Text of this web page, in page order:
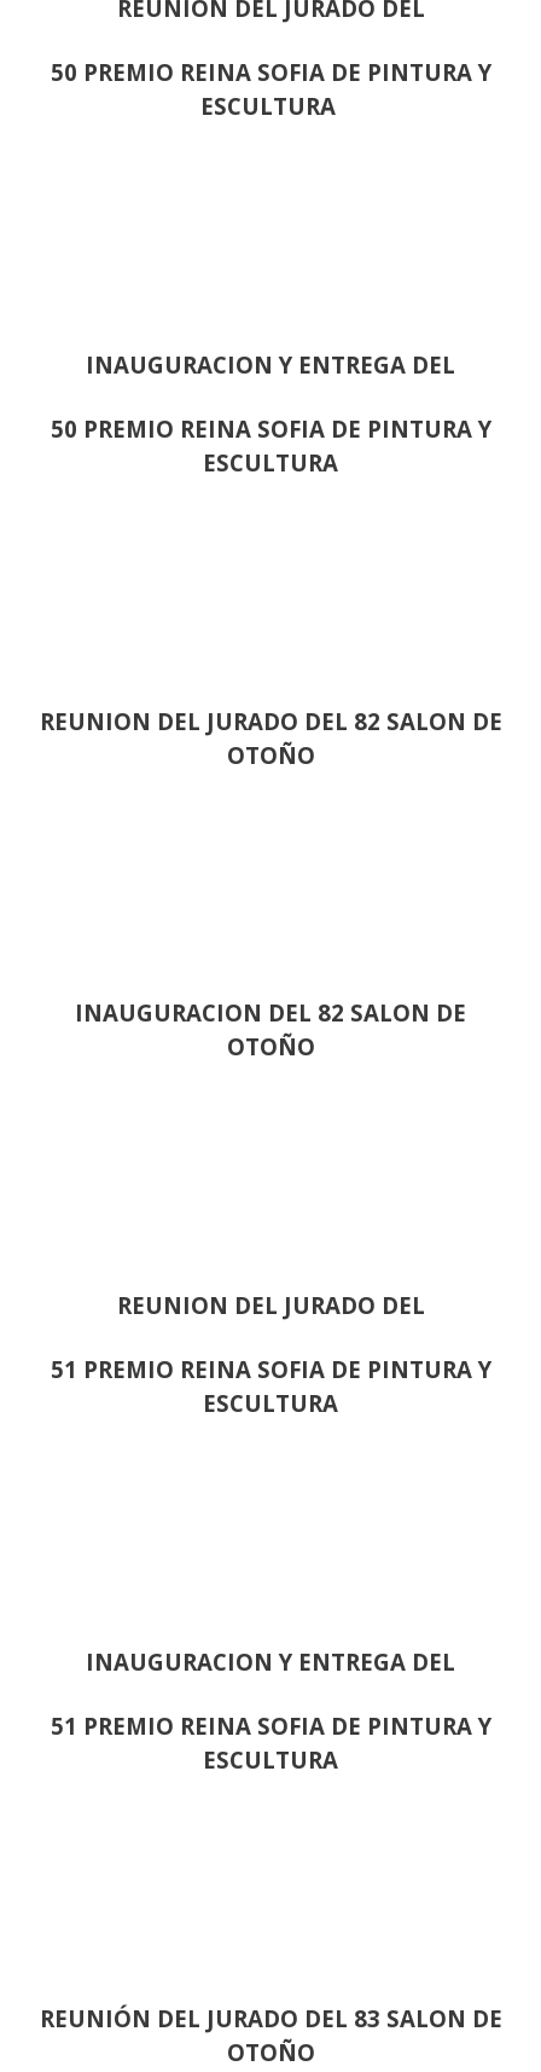
REUNION DEL JURADO DEL
50 PREMIO REINA SOFIA DE PINTURA Y
ESCULTURA
INAUGURACION Y ENTREGA DEL
50 PREMIO REINA SOFIA DE PINTURA Y
ESCULTURA
REUNION DEL JURADO DEL 82 SALON DE
OTOÑO
INAUGURACION DEL 82 SALON DE
OTOÑO
REUNION DEL JURADO DEL
51 PREMIO REINA SOFIA DE PINTURA Y
ESCULTURA
INAUGURACION Y ENTREGA DEL
51 PREMIO REINA SOFIA DE PINTURA Y
ESCULTURA
REUNIÓN DEL JURADO DEL 83 SALON DE
OTOÑO